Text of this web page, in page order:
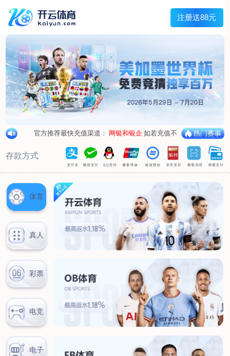
首页
关于我们
荣誉资质
合作伙伴
产品中心
烤箱纸
蜡纸
防油纸
糖果包装纸
汉堡包装纸
包肉纸
吸油纸
新闻展示
公司新闻
行业资讯
联系我们
联系方式
客户留言